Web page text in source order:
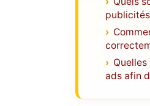
ads afin